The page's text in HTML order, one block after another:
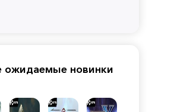
ожидаемые новинки